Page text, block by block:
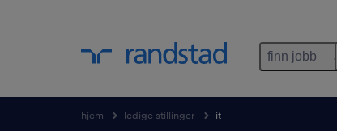
finn jobb
hjem ledige stillinger it